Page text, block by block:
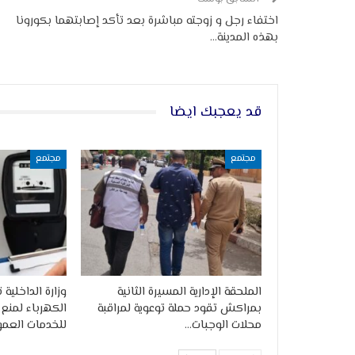
اختفاء رجل و زوجته مباشرة بعد تأكد إصابتهما بكورونا
بهذه المدينة…
قد يعجبك ايضا
مجتمع
الملحقة الإدارية المسيرة الثانية
بمراكش تقود حملة توعوية لمراقبة
محلات الوجبات…
مجتمع
وزارة
الكهرباء
للخدمات